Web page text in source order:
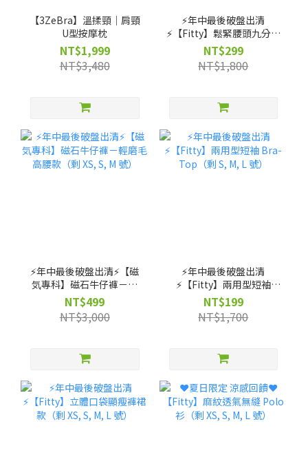
【3ZeBra】溫揉頸｜肩頸
U型按摩枕
NT$1,999
NT$3,480
⚡️年中最後破盤出清
⚡️【Fitty】鬆緊腰頭九分寬
褲（剩 XS, S, M, L, XL 號）
NT$299
NT$1,800
⚡️年中最後破盤出清⚡️【磁
気專科】磁石牛仔褲－輕
磨毛高腰款（剩 XS, S, M
號）
NT$499
NT$3,000
⚡️年中最後破盤出清
⚡️【Fitty】兩用型短袖
Bra-Top（剩 S, M, L 號）
NT$199
NT$1,700